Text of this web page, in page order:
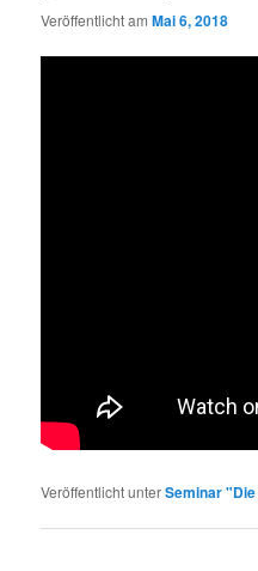
Veröffentlicht amMai 6, 2018
Veröffentlicht unterSeminar